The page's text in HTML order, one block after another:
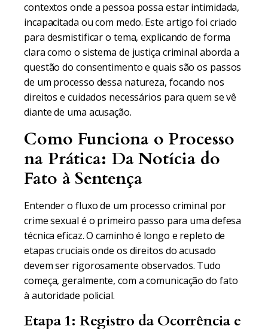
contextos onde a pessoa possa estar intimidada,
incapacitada ou com medo. Este artigo foi criado
para desmistificar o tema, explicando de forma
clara como o sistema de justiça criminal aborda a
questão do consentimento e quais são os passos
de um processo dessa natureza, focando nos
direitos e cuidados necessários para quem se vê
diante de uma acusação.
Como Funciona o Processo
na Prática: Da Notícia do
Fato à Sentença
Entender o fluxo de um processo criminal por
crime sexual é o primeiro passo para uma defesa
técnica eficaz. O caminho é longo e repleto de
etapas cruciais onde os direitos do acusado
devem ser rigorosamente observados. Tudo
começa, geralmente, com a comunicação do fato
à autoridade policial.
Etapa 1: Registro da Ocorrência e